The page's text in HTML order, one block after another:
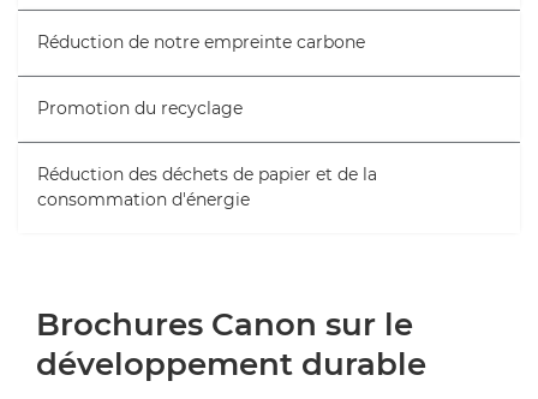
Réduction de notre empreinte carbone
Promotion du recyclage
Réduction des déchets de papier et de la
consommation d'énergie
Brochures Canon sur le
développement durable